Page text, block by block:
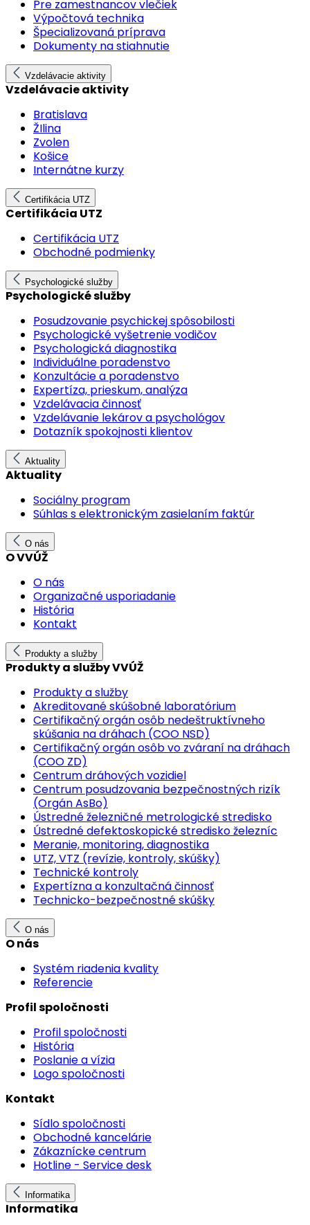
Pre zamestnancov vlečiek
Výpočtová technika
Špecializovaná príprava
Dokumenty na stiahnutie
Vzdelávacie aktivity
Vzdelávacie aktivity
Bratislava
ŽIlina
Zvolen
Košice
Internátne kurzy
Certifikácia UTZ
Certifikácia UTZ
Certifikácia UTZ
Obchodné podmienky
Psychologické služby
Psychologické služby
Posudzovanie psychickej spôsobilosti
Psychologické vyšetrenie vodičov
Psychologická diagnostika
Individuálne poradenstvo
Konzultácie a poradenstvo
Expertíza, prieskum, analýza
Vzdelávacia činnosť
Vzdelávanie lekárov a psychológov
Dotazník spokojnosti klientov
Aktuality
Aktuality
Sociálny program
Súhlas s elektronickým zasielaním faktúr
O nás
O VVÚŽ
O nás
Organizačné usporiadanie
História
Kontakt
Produkty a služby
Produkty a služby VVÚŽ
Produkty a služby
Akreditované skúšobné laboratórium
Certifikačný orgán osôb nedeštruktívneho
skúšania na dráhach (COO NSD)
Certifikačný orgán osôb vo zváraní na dráhach
(COO ZD)
Centrum dráhových vozidiel
Centrum posudzovania bezpečnostných rizík
(Orgán AsBo)
Ústredné železničné metrologické stredisko
Ústredné defektoskopické stredisko železníc
Meranie, monitoring, diagnostika
UTZ, VTZ (revízie, kontroly, skúšky)
Technické kontroly
Expertízna a konzultačná činnosť
Technicko-bezpečnostné skúšky
O nás
O nás
Systém riadenia kvality
Referencie
Profil spoločnosti
Profil spoločnosti
História
Poslanie a vízia
Logo spoločnosti
Kontakt
Sídlo spoločnosti
Obchodné kancelárie
Zákaznícke centrum
Hotline - Service desk
Informatika
Informatika